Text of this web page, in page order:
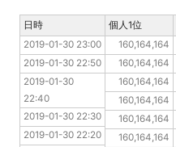
2019-01-30 23:00 160,164,164
2019-01-30 22:50
160,164,164
2019-01-30 22:40
160,164,164
2019-01-30 22:30
160,164,164
2019-01-30 22:20
160,164,164
2019-01-30 22:10
160,164,164
日時 個人1位
2019-01-30 23:00
2019-01-30 22:50
2019-01-30
22:40
2019-01-30 22:30
2019-01-30 22:20
日時